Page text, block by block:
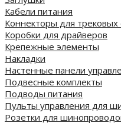
Кабели питания
Коннекторы для трековых
Коробки для драйверов
Крепежные элементы
Накладки
Настенные панели
Подвесные комплекты
Подводы питания
Пульты управления для
Розетки для